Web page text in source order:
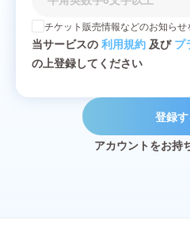
チケット販売情報などのお知らせ
当サービスの 利用規約 及び プ
の上登録してください
登録
アカウントをお持